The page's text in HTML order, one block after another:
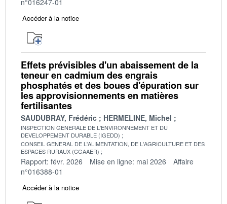
n°016247-01
Accéder à la notice
Effets prévisibles d'un abaissement de la
teneur en cadmium des engrais
phosphatés et des boues d'épuration sur
les approvisionnements en matières
fertilisantes
SAUDUBRAY, Frédéric HERMELINE, Michel
INSPECTION GENERALE DE L'ENVIRONNEMENT ET DU
DEVELOPPEMENT DURABLE (IGEDD)
CONSEIL GENERAL DE L'ALIMENTATION, DE L'AGRICULTURE ET DES
ESPACES RURAUX (CGAAER)
Rapport: févr. 2026 Mise en ligne: mai 2026
Affaire
n°016388-01
Accéder à la notice